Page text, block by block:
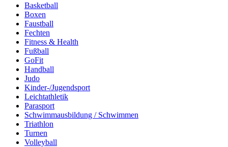
Basketball
Boxen
Faustball
Fechten
Fitness & Health
Fußball
GoFit
Handball
Judo
Kinder-/Jugendsport
Leichtathletik
Parasport
Schwimmausbildung / Schwimmen
Triathlon
Turnen
Volleyball